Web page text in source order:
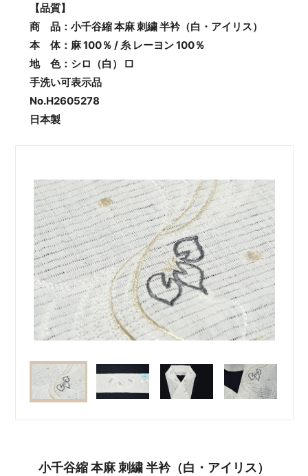
【品質】
商 品：小千谷縮 本麻 刺繍 半衿（白・アイリス）
本 体：麻 100％ / 糸 レーヨン 100％
地 色：シロ（白） □
手洗い可表示品
No.H2605278
日本製
小千谷縮 本麻 刺繍 半衿（白・アイリス）